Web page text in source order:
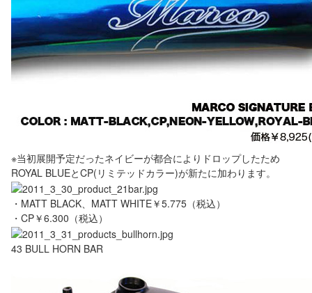
※当初展開予定だったネイビーが都合によりドロップしたため
ROYAL BLUEとCP(リミテッドカラー)が新たに加わります。
・MATT BLACK、MATT WHITE￥5.775（税込）
・CP￥6.300（税込）
43 BULL HORN BAR